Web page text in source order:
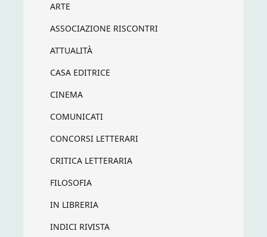
ARTE
ASSOCIAZIONE RISCONTRI
ATTUALITÀ
CASA EDITRICE
CINEMA
COMUNICATI
CONCORSI LETTERARI
CRITICA LETTERARIA
FILOSOFIA
IN LIBRERIA
INDICI RIVISTA